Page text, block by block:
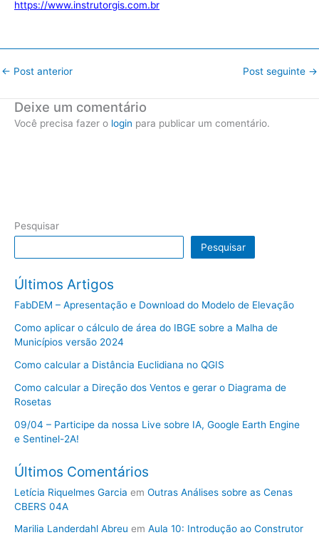
https://www.instrutorgis.com.br
← Post anterior Post seguinte →
Deixe um comentário
Você precisa fazer o login para publicar um comentário.
Pesquisar
Pesquisar
Últimos Artigos
FabDEM – Apresentação e Download do Modelo de Elevação
Como aplicar o cálculo de área do IBGE sobre a Malha de
Municípios versão 2024
Como calcular a Distância Euclidiana no QGIS
Como calcular a Direção dos Ventos e gerar o Diagrama de
Rosetas
09/04 – Participe da nossa Live sobre IA, Google Earth Engine
e Sentinel-2A!
Últimos Comentários
Letícia Riquelmes Garcia em Outras Análises sobre as Cenas
CBERS 04A
Marilia Landerdahl Abreu em Aula 10: Introdução ao Construtor